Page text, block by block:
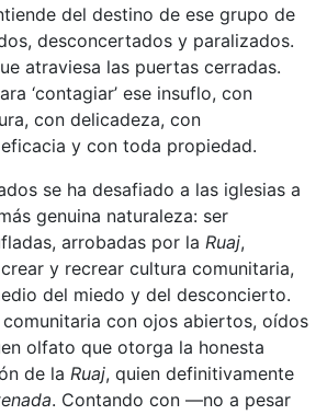
del destino de ese grupo de
desconcertados y paralizados.
atraviesa las puertas cerradas.
‘contagiar’ ese insuflo, con
con delicadeza, con
y con toda propiedad.
se ha desafiado a las iglesias a
genuina naturaleza: ser
arrobadas por la Ruaj,
y recrear cultura comunitaria,
del miedo y del desconcierto.
comunitaria con ojos abiertos, oídos
olfato que otorga la honesta
de la Ruaj, quien definitivamente
. Contando con —no a pesar